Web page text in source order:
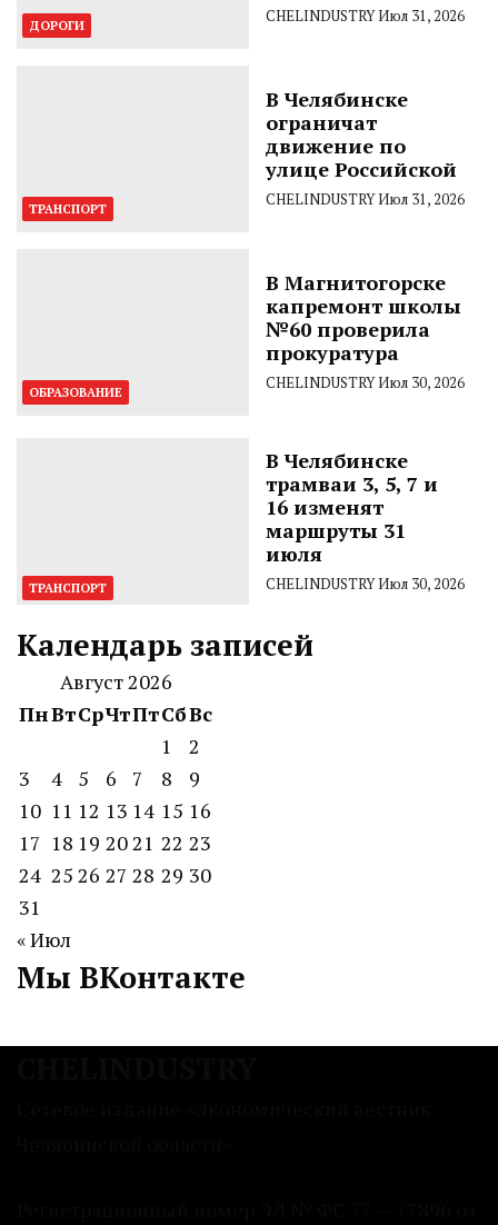
ДОРОГИ CHELINDUSTRYИюл 31, 2026
ТРАНСПОРТ
В Челябинске
ограничат
движение по
улице Российской
CHELINDUSTRYИюл 31, 2026
ОБРАЗОВАНИЕ
В Магнитогорске
капремонт школы
№60 проверила
прокуратура
CHELINDUSTRYИюл 30, 2026
ТРАНСПОРТ
В Челябинске
трамваи 3, 5, 7 и
16 изменят
маршруты 31
июля
CHELINDUSTRYИюл 30, 2026
Календарь записей
Август 2026
ПнВтСрЧтПтСбВс
1
2
3
4 5 6 7 8
9
10 11 12 13 14 15 16
17 18 19 2021 22 23
24 25 26 27 28 29 30
31
« Июл
Мы ВКонтакте